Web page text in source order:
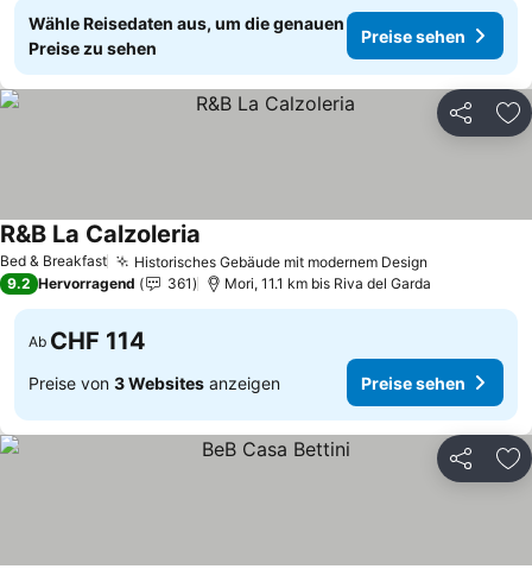
Wähle Reisedaten aus, um die genauen
Preise zu sehen
Preise sehen
Teilen
Bed & Breakfast Historisches Gebäude mit modernem Design
R&B La Calzoleria
9.2 Hervorragend 361 Mori, 11.1 km bis Riva del Garda
Ab CHF 114
Preise von 3 Websites anzeigen Preise sehen
Teilen